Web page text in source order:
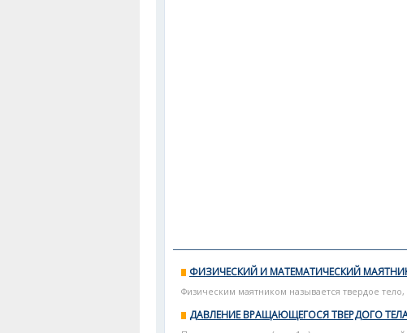
ФИЗИЧЕСКИЙ И МАТЕМАТИЧЕСКИЙ
Физическим маятником называется твердое
ДАВЛЕНИЕ ВРАЩАЮЩЕГОСЯ ТВЕРДОГО